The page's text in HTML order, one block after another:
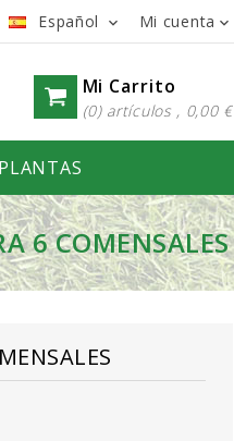
Mi cuenta 
Español 
Mi Carrito
(0) artículos , 0,00 €
PLANTAS
6 COMENSALES